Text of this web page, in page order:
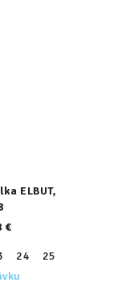
ELBUT,
€
24 25